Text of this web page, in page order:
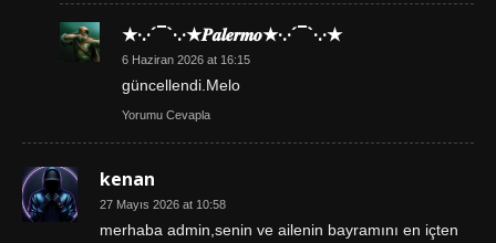
★·.·´¯`·.·★𝑷𝒂𝒍𝒆𝒓𝒎𝒐★·.·´¯`·.·★
6 Haziran 2026 at 16:15
güncellendi.Melo
Yorumu Cevapla
kenan
27 Mayıs 2026 at 10:58
merhaba admin,senin ve ailenin bayramını en içten